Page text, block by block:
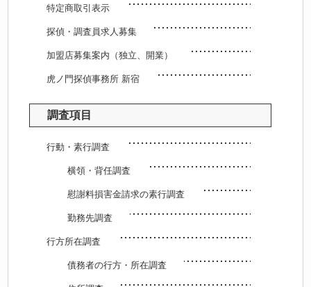
特定商取引表示
探偵・調査員求人募集
加盟店募集案内（独立、開業）
虎ノ門探偵事務所 新宿
調査項目
行動・素行調査
横領・背任調査
慰謝料損害金請求の素行調査
勤務先調査
行方所在調査
債務者の行方・所在調査